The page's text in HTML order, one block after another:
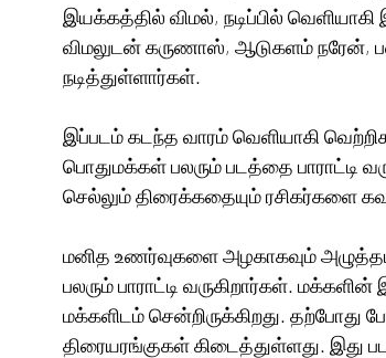
இயக்கத்தில் விமல், நடிப்பில்
விமலுடன் கருணாஸ், ஆடுகளம் நரேன்,
நடித்துள்ளார்கள்.
இப்படம் கடந்த வாரம் வெளியாகி
பொதுமக்கள் பலரும் படத்தை பாராட்டி
செல்லும் திரைக்கதையும் ரசிகர்களை
மனித உணர்வுகளை அழகாகவும்
பலரும் பாராட்டி வருகிறார்கள்.
மக்களிடம் சென்றிருக்கிறது. தற்போது
திரையரங்குகள் கிடைத்துள்ளது. இது